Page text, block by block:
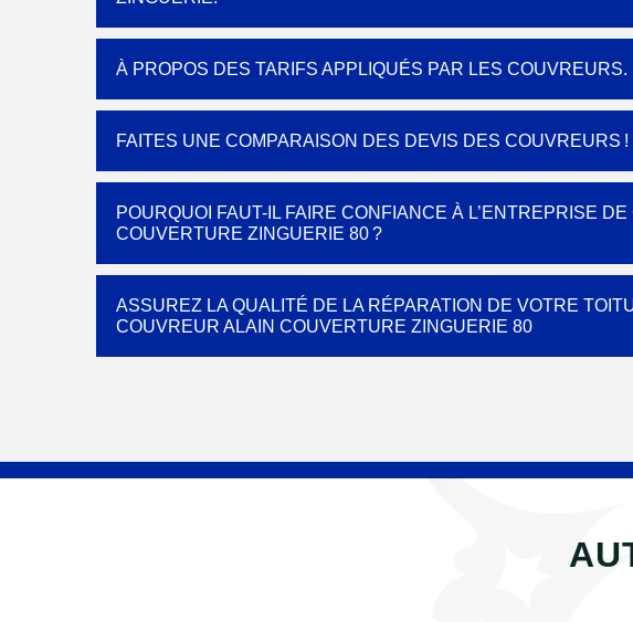
À PROPOS DES TARIFS APPLIQUÉS PAR LES COUVREURS.
FAITES UNE COMPARAISON DES DEVIS DES COUVREURS !
POURQUOI FAUT-IL FAIRE CONFIANCE À L’ENTREPRISE
COUVERTURE ZINGUERIE 80 ?
ASSUREZ LA QUALITÉ DE LA RÉPARATION DE VOTRE
COUVREUR ALAIN COUVERTURE ZINGUERIE 80